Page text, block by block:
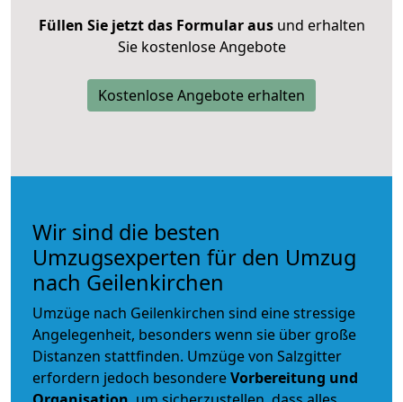
Füllen Sie jetzt das Formular ausund erhalten
Sie kostenlose Angebote
Kostenlose Angebote erhalten
Wir sind die besten
Umzugsexperten für den Umzug
nach Geilenkirchen
Umzüge nach Geilenkirchen sind eine stressige
Angelegenheit, besonders wenn sie über große
Distanzen stattfinden. Umzüge von Salzgitter
erfordern jedoch besondereVorbereitung und